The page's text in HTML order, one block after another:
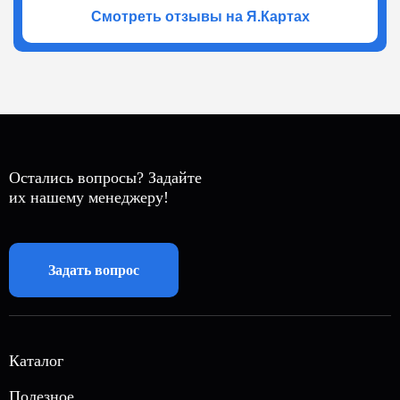
данному решению, а у команды Атмосфера все
позднее, пока только атмосфера. p.s. Цены тоже
заказчиков. Спастбо!
Смотреть отзывы на Я.Картах
Остались вопросы? Задайте
их нашему менеджеру!
Задать вопрос
Каталог
Автономная газификация